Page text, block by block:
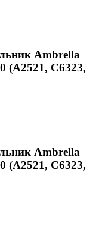
Ambrella
(A2521, C6323,
Ambrella
(A2521, C6323,